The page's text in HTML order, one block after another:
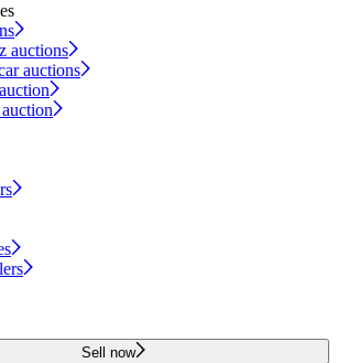
auctions
auctions
Sell now